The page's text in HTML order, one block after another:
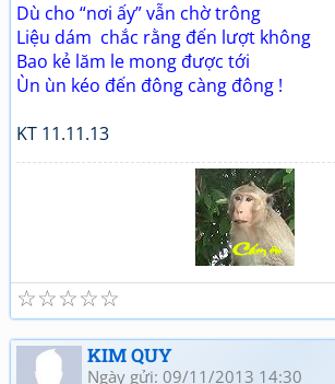
Dù cho “nơi ấy” vẫn chờ trông
Liệu dám chắc rằng đến lượt không
Bao kẻ lăm le mong được tới
Ùn ùn kéo đến đông càng đông !
KT 11.11.13
Giao lưu thơ, Quan họ
☆
☆
☆
☆
☆
KIM QUY
Ngày gửi: 09/11/2013 14:30